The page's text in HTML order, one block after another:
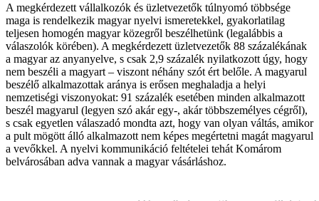
A megkérdezett vállalkozók és üzletvezetők túlnyomó többsége
maga is rendelkezik magyar nyelvi ismeretekkel, gyakorlatilag
teljesen homogén magyar közegről beszélhetünk (legalábbis a
válaszolók körében). A megkérdezett üzletvezetők 88 százalékának
a magyar az anyanyelve, s csak 2,9 százalék nyilatkozott úgy, hogy
nem beszéli a magyart – viszont néhány szót ért belőle. A magyarul
beszélő alkalmazottak aránya is erősen meghaladja a helyi
nemzetiségi viszonyokat: 91 százalék esetében minden alkalmazott
beszél magyarul (legyen szó akár egy-, akár többszemélyes cégről),
s csak egyetlen válaszadó mondta azt, hogy van olyan váltás, amikor
a pult mögött álló alkalmazott nem képes megértetni magát magyarul
a vevőkkel. A nyelvi kommunikáció feltételei tehát Komárom
belvárosában adva vannak a magyar vásárláshoz.